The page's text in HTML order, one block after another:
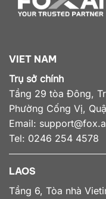
VIET NAM
Trụ sở chính
Tầng 29 tòa Đông,
Phường Cống Vị,
Email:
Tel: 0246 254 4578
LAOS
Tầng 6, Tòa nhà